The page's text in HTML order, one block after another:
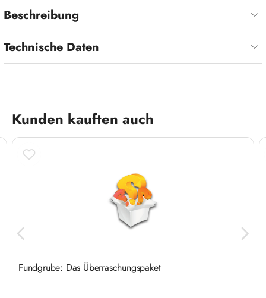
Beschreibung
Technische Daten
Produktgalerie überspringen
Kunden kauften auch
Fundgrube: Das Überraschungspaket